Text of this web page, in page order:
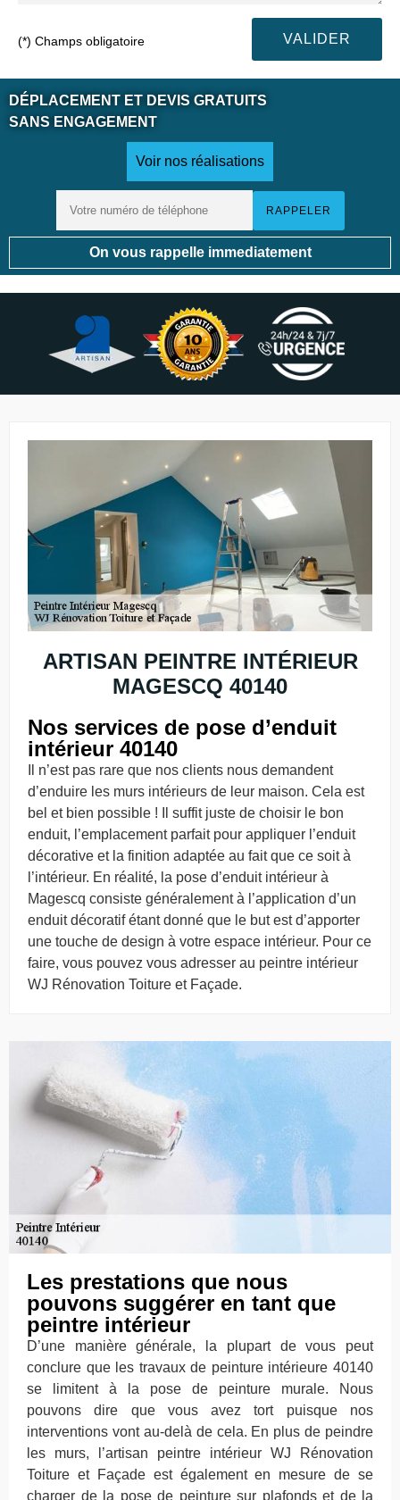
(*) Champs obligatoire
DÉPLACEMENT ET DEVIS GRATUITS
SANS ENGAGEMENT
Voir nos réalisations
On vous rappelle immediatement
ARTISAN PEINTRE INTÉRIEUR
MAGESCQ 40140
Nos services de pose d’enduit
intérieur 40140
Il n’est pas rare que nos clients nous demandent
d’enduire les murs intérieurs de leur maison. Cela est
bel et bien possible ! Il suffit juste de choisir le bon
enduit, l’emplacement parfait pour appliquer l’enduit
décorative et la finition adaptée au fait que ce soit à
l’intérieur. En réalité, la pose d’enduit intérieur à
Magescq consiste généralement à l’application d’un
enduit décoratif étant donné que le but est d’apporter
une touche de design à votre espace intérieur. Pour ce
faire, vous pouvez vous adresser au peintre intérieur
WJ Rénovation Toiture et Façade.
Les prestations que nous
pouvons suggérer en tant que
peintre intérieur
D’une manière générale, la plupart de vous peut
conclure que les travaux de peinture intérieure 40140
se limitent à la pose de peinture murale. Nous
pouvons dire que vous avez tort puisque nos
interventions vont au-delà de cela. En plus de peindre
les murs, l’artisan peintre intérieur WJ Rénovation
Toiture et Façade est également en mesure de se
charger de la pose de peinture sur plafonds et de la